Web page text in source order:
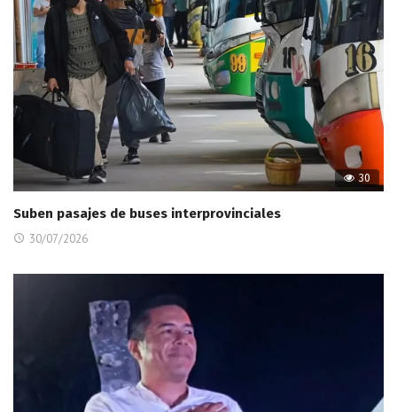
30
Suben pasajes de buses interprovinciales
30/07/2026